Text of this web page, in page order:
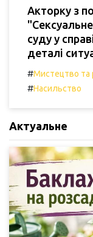
Акторку з
суду у
деталі
#Мистецтво та
#Насильство
Актуальне